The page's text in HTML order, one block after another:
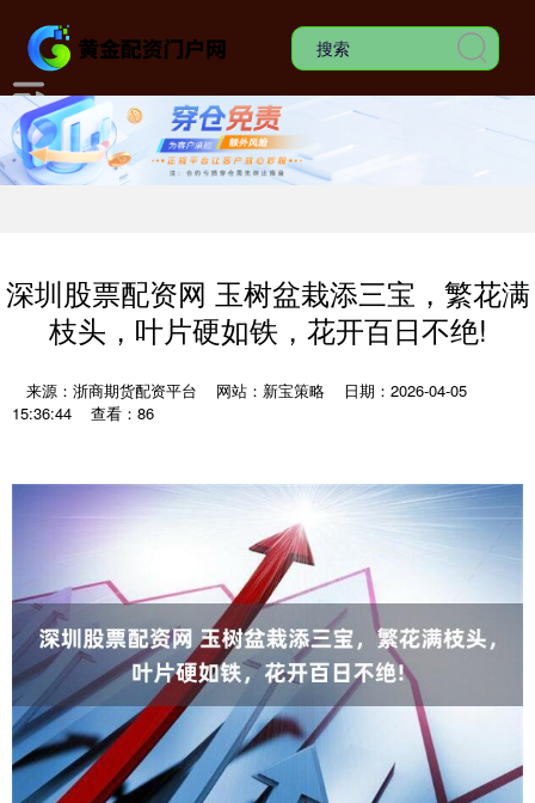
深圳股票配资网 玉树盆栽添三宝，繁花满
枝头，叶片硬如铁，花开百日不绝!
来源：浙商期货配资平台 网站：新宝策略
日期：2026-04-05
15:36:44
查看：86